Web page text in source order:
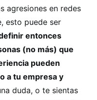
agresiones en redes
esto puede ser
entonces
(no más) que
pueden
a tu empresa y
duda, o te sientas